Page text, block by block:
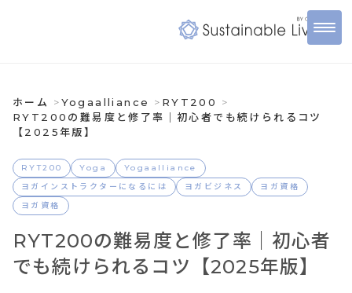
ホーム Yogaalliance
RYT200
RYT200の難易度と修了率｜初心者でも続けられるコツ
【2025年版】
RYT200 Yoga
Yogaalliance
ヨガインストラクターになるには
ヨガビジネス
ヨガ資格
ヨガ資格
RYT200の難易度と修了率｜初心者
でも続けられるコツ【2025年版】